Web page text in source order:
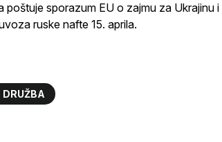
poštuje sporazum EU o zajmu za Ukrajinu i
ruske nafte 15. aprila.
DRUŽBA